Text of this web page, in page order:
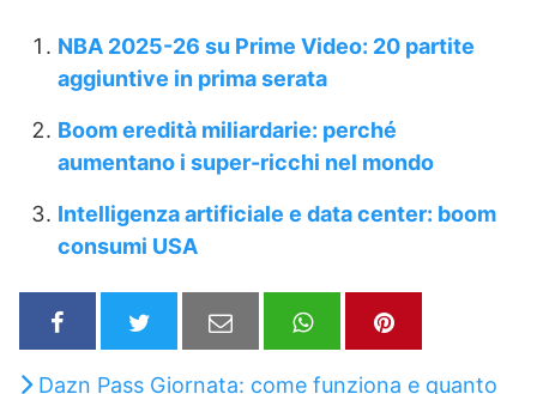
NBA 2025-26 su Prime Video: 20 partite
aggiuntive in prima serata
Boom eredità miliardarie: perché
aumentano i super-ricchi nel mondo
Intelligenza artificiale e data center: boom
consumi USA
Dazn Pass Giornata: come funziona e quanto